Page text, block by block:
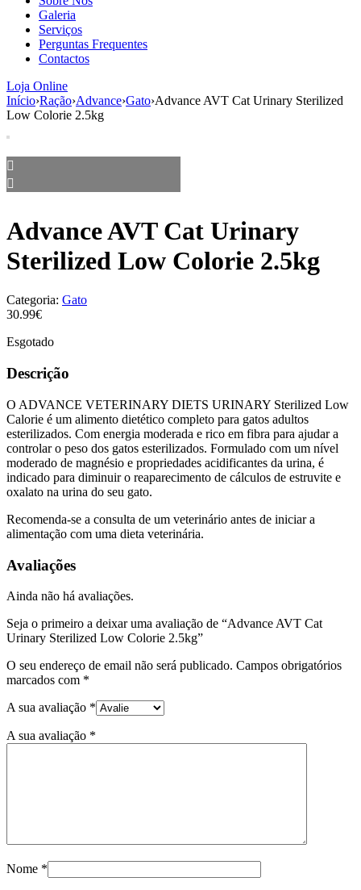
Galeria
Serviços
Perguntas Frequentes
Contactos
Loja Online
Início›Ração›Advance›Gato›Advance AVT Cat Urinary Sterilized
Low Colorie 2.5kg
Advance AVT Cat Urinary
Sterilized Low Colorie 2.5kg
Categoria: Gato
30.99€
Esgotado
Descrição
O ADVANCE VETERINARY DIETS URINARY Sterilized Low
Calorie é um alimento dietético completo para gatos adultos
esterilizados. Com energia moderada e rico em fibra para ajudar a
controlar o peso dos gatos esterilizados. Formulado com um nível
moderado de magnésio e propriedades acidificantes da urina, é
indicado para diminuir o reaparecimento de cálculos de estruvite e
oxalato na urina do seu gato.
Recomenda-se a consulta de um veterinário antes de iniciar a
alimentação com uma dieta veterinária.
Avaliações
Ainda não há avaliações.
Seja o primeiro a deixar uma avaliação de “Advance AVT Cat
Urinary Sterilized Low Colorie 2.5kg”
O seu endereço de email não será publicado. Campos obrigatórios
marcados com *
A sua avaliação *
A sua avaliação *
Nome *
aumenta a
probabilidade
de ver
conteúdo e
ofertas